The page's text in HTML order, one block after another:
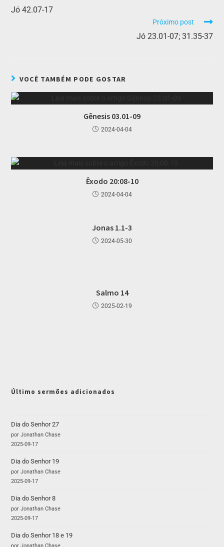
Jó 42.07-17
Próximo post
Jó 23.01-07; 31.35-37
VOCÊ TAMBÉM PODE GOSTAR
Gênesis 03.01-09
2024-04-04
Êxodo 20:08-10
2024-04-04
Jonas 1.1-3
2024-05-30
Salmo 14
2025-02-19
Último sermões adicionados
Dia do Senhor 27
por Jonathan Chase
2025-09-17
Dia do Senhor 19
por Jonathan Chase
2025-09-17
Dia do Senhor 8
por Jonathan Chase
2025-09-17
Dia do Senhor 18 e 19
por Jonathan Chase